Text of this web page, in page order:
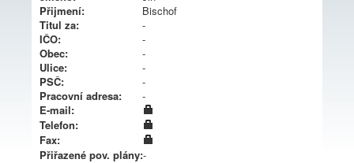
Přijmení:
Bischof
Titul za:
-
IČO:
-
Obec:
-
Ulice:
-
PSČ:
-
Pracovní adresa:
-
E-mail:
Telefon:
Fax:
Přiřazené pov. plány:-